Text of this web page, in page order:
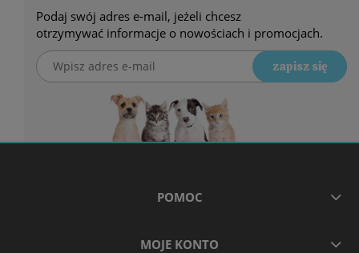
Podaj swój adres e-mail, jeżeli chcesz
otrzymywać informacje o nowościach i promocjach.
zapisz się
POMOC
MOJE KONTO